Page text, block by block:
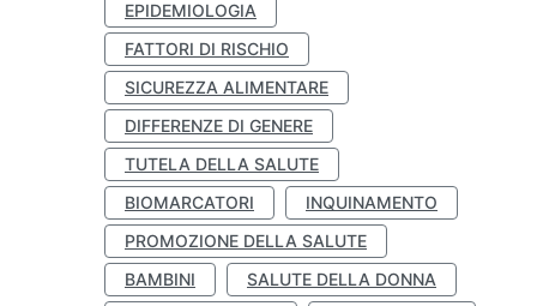
EPIDEMIOLOGIA
FATTORI DI RISCHIO
SICUREZZA ALIMENTARE
DIFFERENZE DI GENERE
TUTELA DELLA SALUTE
BIOMARCATORI
INQUINAMENTO
PROMOZIONE DELLA SALUTE
BAMBINI
SALUTE DELLA DONNA